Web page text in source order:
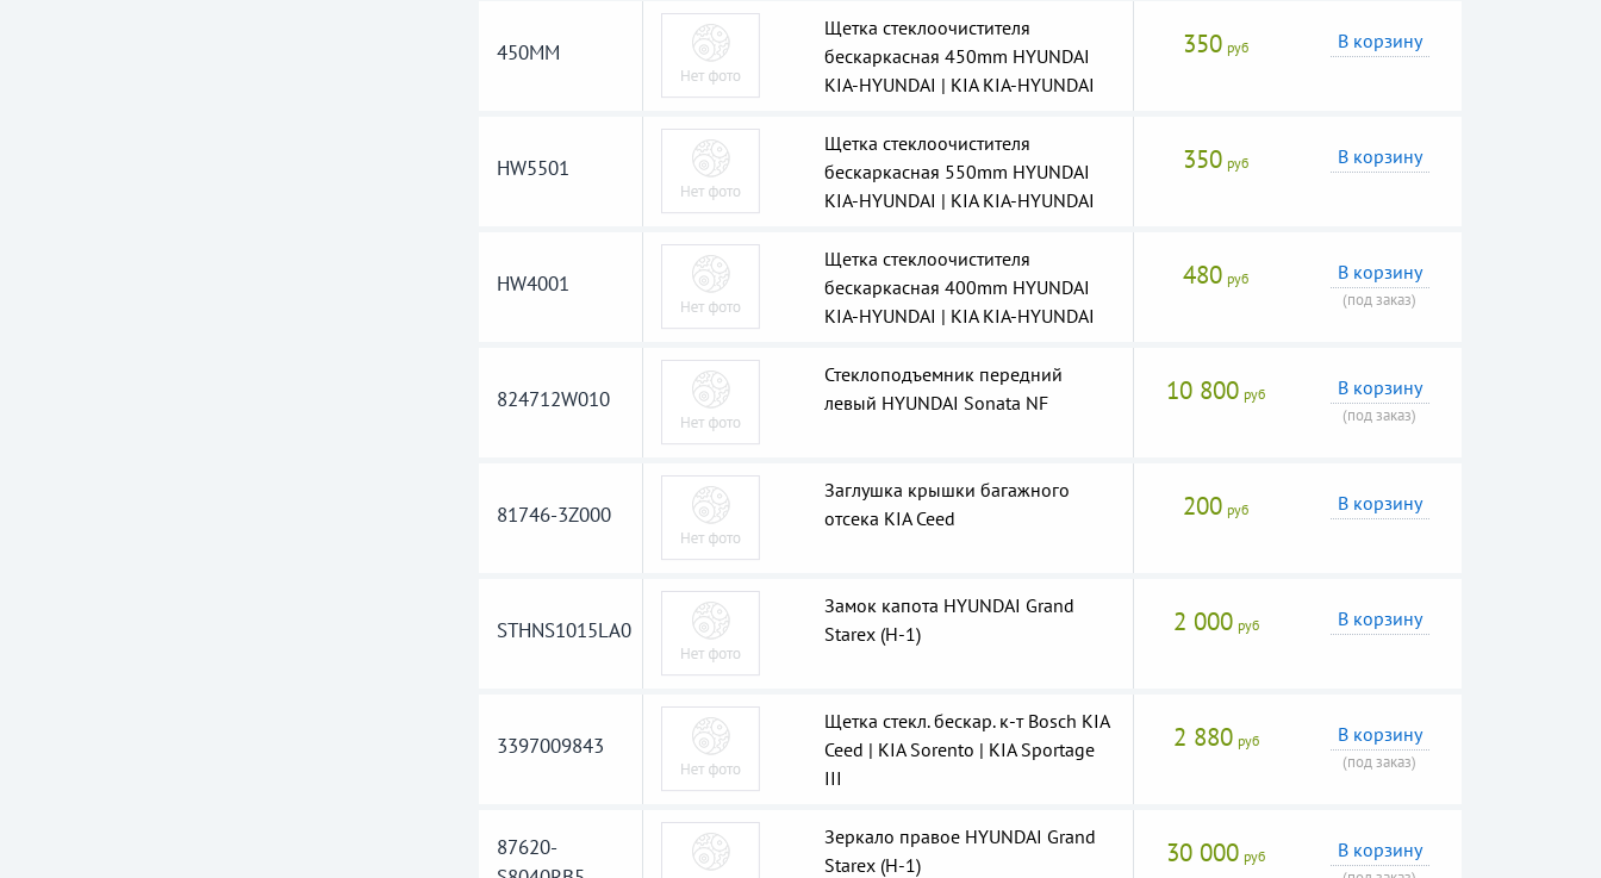
450MM
Щетка стеклоочистителя
бескаркасная 450mm HYUNDAI
KIA-HYUNDAI | KIA KIA-HYUNDAI
350 руб В корзину
HW5501
Щетка стеклоочистителя
бескаркасная 550mm HYUNDAI
KIA-HYUNDAI | KIA KIA-HYUNDAI
350 руб В корзину
HW4001
Щетка стеклоочистителя
бескаркасная 400mm HYUNDAI
KIA-HYUNDAI | KIA KIA-HYUNDAI
480 руб В корзину
(под заказ)
824712W010
Стеклоподъемник передний
левый HYUNDAI Sonata NF
10 800 руб В корзину
(под заказ)
81746-3Z000
Заглушка крышки багажного
отсека KIA Ceed
200 руб В корзину
STHNS1015LA0
Замок капота HYUNDAI Grand
Starex (H-1)
2 000 руб В корзину
3397009843
Щетка стекл. бескар. к-т Bosch KIA
Ceed | KIA Sorento | KIA Sportage
III
2 880 руб В корзину
(под заказ)
87620-
Зеркало правое HYUNDAI Grand
Starex (H-1)
30 000 руб В корзину